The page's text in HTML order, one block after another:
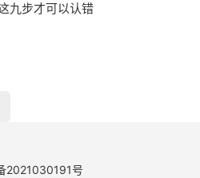
九步才可以认错
2021030191号